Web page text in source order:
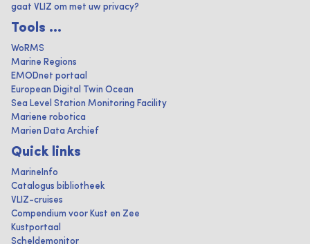
gaat VLIZ om met uw privacy?
Tools ...
WoRMS
Marine Regions
EMODnet portaal
European Digital Twin Ocean
Sea Level Station Monitoring Facility
Mariene robotica
Marien Data Archief
Quick links
MarineInfo
Catalogus bibliotheek
VLIZ-cruises
Compendium voor Kust en Zee
Kustportaal
Scheldemonitor